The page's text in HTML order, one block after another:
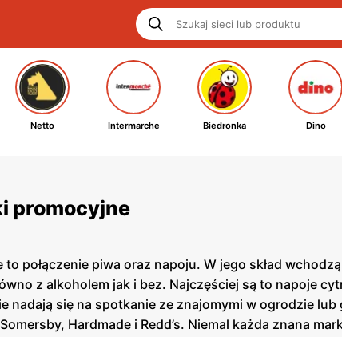
Netto Intermarche Biedronka Dino
promocyjne
połączenie piwa oraz napoju. W jego skład
z alkoholem jak i bez. Najczęściej są to napoje
się na spotkanie ze znajomymi w ogrodzie lub
Hardmade i Redd’s. Niemal każda znana